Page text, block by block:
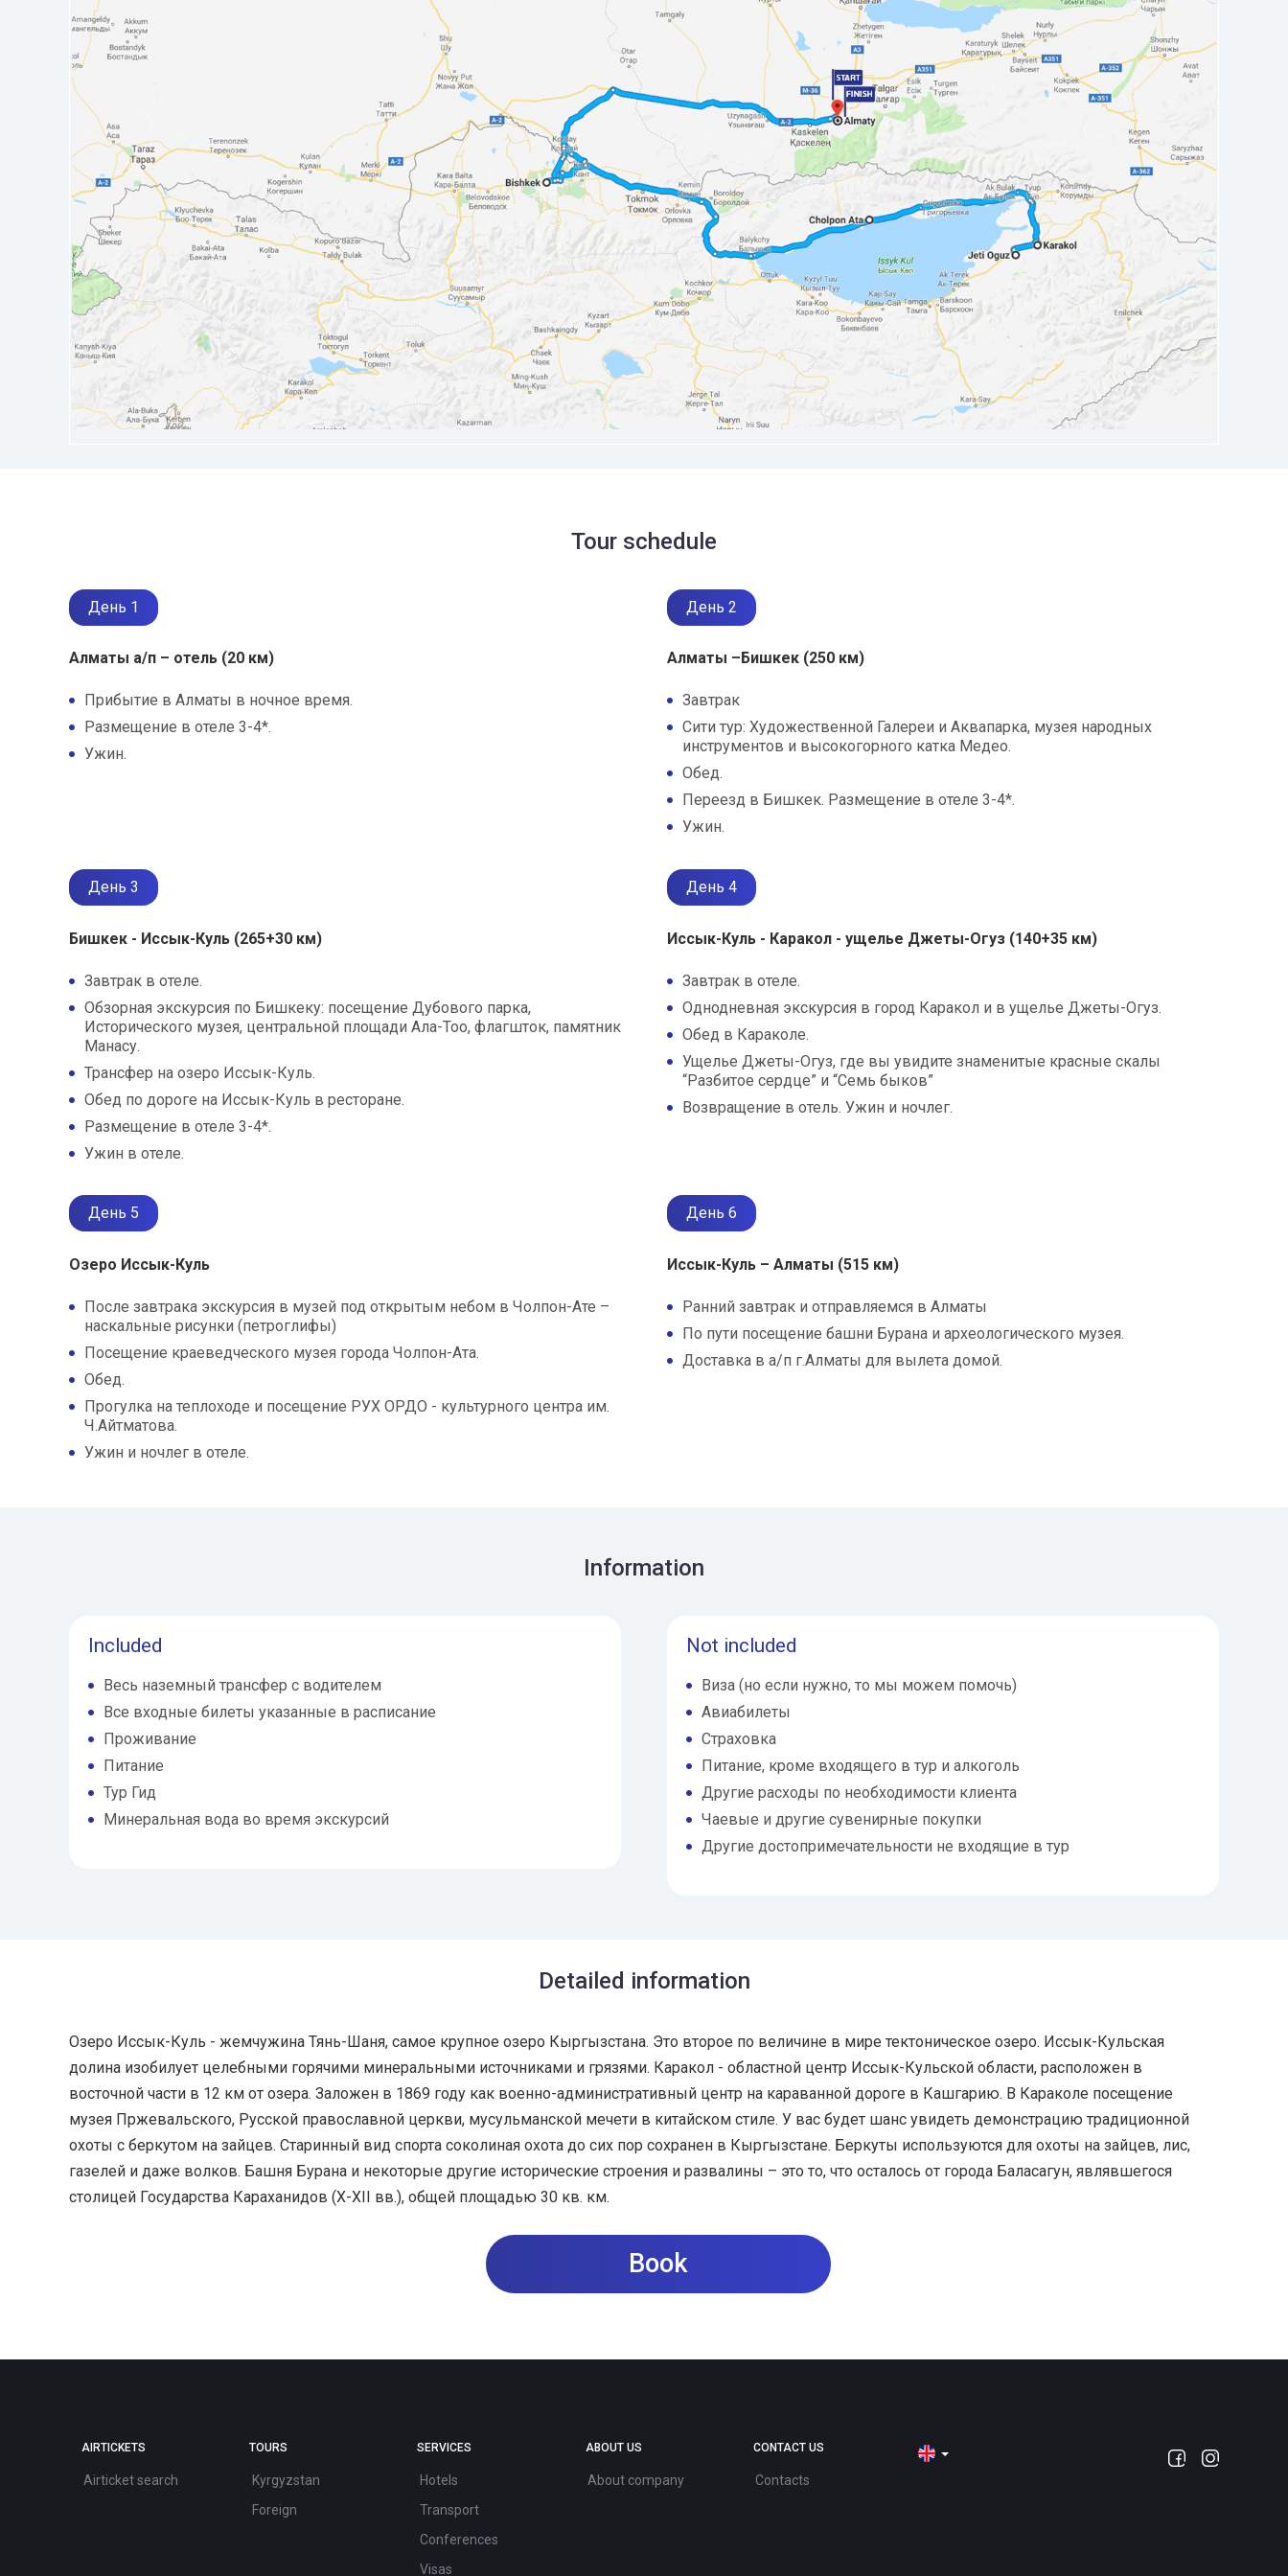
Tour schedule
День 1
Алматы а/п – отель (20 км)
Прибытие в Алматы в ночное время.
Размещение в отеле 3-4*.
Ужин.
День 2
Алматы –Бишкек (250 км)
Завтрак
Сити тур: Художественной Галереи и Аквапарка, музея народных
инструментов и высокогорного катка Медео.
Обед.
Переезд в Бишкек. Размещение в отеле 3-4*.
Ужин.
День 3
Бишкек - ​​Иссык-Куль (265+30 км)
Завтрак в отеле.
Обзорная экскурсия по Бишкеку: посещение Дубового парка,
Исторического музея, центральной площади Ала-Тоо, флагшток, памятник
Манасу.
Трансфер на озеро Иссык-Куль.
Обед по дороге на Иссык-Куль в ресторане.
Размещение в отеле 3-4*.
Ужин в отеле.
День 4
Иссык-Куль - Каракол - ущелье Джеты-Огуз (140+35 км)
Завтрак в отеле.
Однодневная экскурсия в город Каракол и в ущелье Джеты-Огуз.
Обед в Караколе.
Ущелье Джеты-Огуз, где вы увидите знаменитые красные скалы
“Разбитое сердце” и “Семь быков”
Возвращение в отель. Ужин и ночлег.
День 5
Озеро Иссык-Куль
После завтрака экскурсия в музей под открытым небом в Чолпон-Ате –
наскальные рисунки (петроглифы)
Посещение краеведческого музея города Чолпон-Ата.
Обед.
Прогулка на теплоходе и посещение РУХ ОРДО - культурного центра им.
Ч.Айтматова.
Ужин и ночлег в отеле.
День 6
Иссык-Куль – Алматы (515 км)
Ранний завтрак и отправляемся в Алматы
По пути посещение башни Бурана и археологического музея.
Доставка в а/п г.Алматы для вылета домой.
Information
Included
Весь наземный трансфер с водителем
Все входные билеты указанные в расписание
Проживание
Питание
Тур Гид
Минеральная вода во время экскурсий
Not included
Виза (но если нужно, то мы можем помочь)
Авиабилеты
Страховка
Питание, кроме входящего в тур и алкоголь
Другие расходы по необходимости клиента
Чаевые и другие сувенирные покупки
Другие достопримечательности не входящие в тур
Detailed information
Озеро Иссык-Куль - жемчужина Тянь-Шаня, самое крупное озеро Кыргызстана. Это второе по величине в мире тектоническое озеро. Иссык-Кульская
долина изобилует целебными горячими минеральными источниками и грязями. Каракол - областной центр Иссык-Кульской области, расположен в
восточной части в 12 км от озера. Заложен в 1869 году как военно-административный центр на караванной дороге в Кашгарию. В Караколе посещение
музея Пржевальского, Русской православной церкви, мусульманской мечети в китайском стиле. У вас будет шанс увидеть демонстрацию традиционной
охоты с беркутом на зайцев. Старинный вид спорта соколиная охота до сих пор сохранен в Кыргызстане. Беркуты используются для охоты на зайцев, лис,
газелей и даже волков. Башня Бурана и некоторые другие исторические строения и развалины – это то, что осталось от города Баласагун, являвшегося
столицей Государства Караханидов (Х-ХII вв.), общей площадью 30 кв. км.
Book
AIRTICKETS
Airticket search
TOURS
Kyrgyzstan
Foreign
SERVICES
Hotels
Transport
Conferences
Visas
ABOUT US
About company
CONTACT US
Contacts